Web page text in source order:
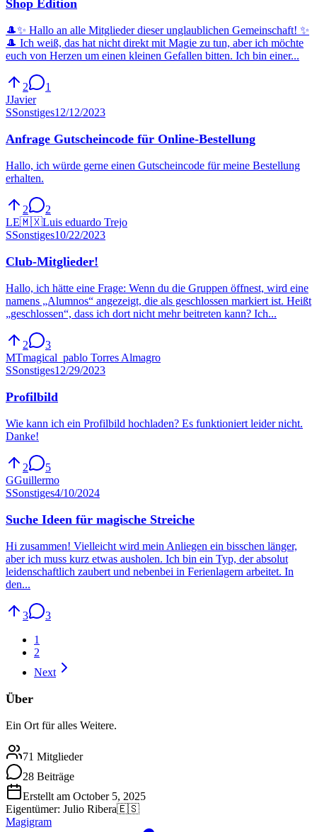
Shop Edition
🎩✨ Hallo an alle Mitglieder dieser unglaublichen Gemeinschaft! ✨
🎩 Ich weiß, das hat nicht direkt mit Magie zu tun, aber ich möchte
euch von Herzen um einen kleinen Gefallen bitten. Ich bin einer...
2
1
JJavier
SSonstiges12/12/2023
Anfrage Gutscheincode für Online-Bestellung
Hallo, ich würde gerne einen Gutscheincode für meine Bestellung
erhalten.
2
2
LE🇲🇽Luis eduardo Trejo
SSonstiges10/22/2023
Club-Mitglieder!
Hallo, ich hätte eine Frage: Wenn du die Gruppen öffnest, wird eine
namens „Alumnos“ angezeigt, die als geschlossen markiert ist. Heißt
„geschlossen“, dass ich dort nicht mehr beitreten kann? Ich...
2
3
MTmagical_pablo Torres Almagro
SSonstiges12/29/2023
Profilbild
Wie kann ich ein Profilbild hochladen? Es funktioniert leider nicht.
Danke!
2
5
GGuillermo
SSonstiges4/10/2024
Suche Ideen für magische Streiche
Hi zusammen! Vielleicht wird mein Anliegen ein bisschen länger,
aber ich muss kurz etwas ausholen. Ich bin ein Typ, der absolut
leidenschaftlich zaubert und nebenbei in Ferienlagern arbeitet. In
den...
3
3
1
2
Next
Über
Ein Ort für alles Weitere.
71 Mitglieder
28 Beiträge
Erstellt am October 5, 2025
Eigentümer: Julio Ribera🇪🇸
Magigram